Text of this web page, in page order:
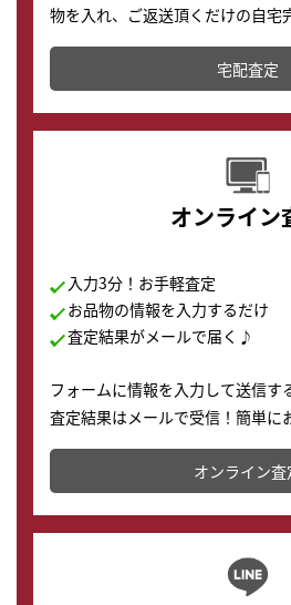
物を入れ、ご返送頂くだけの自宅
テムです。
配送でも簡単&安全に査定・買取
す。
宅配査定
オンライン
入力3分！お手軽査定
お品物の情報を入力するだけ
査定結果がメールで届く♪
フォームに情報を入力して送信す
査定結果はメールで受信！簡単に
かります。
オンライン査